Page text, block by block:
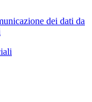
dei dati da